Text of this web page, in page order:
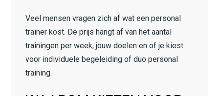
Veel mensen vragen zich af wat een personal
trainer kost. De prijs hangt af van het aantal
trainingen per week, jouw doelen en of je kiest
voor individuele begeleiding of duo personal
training.